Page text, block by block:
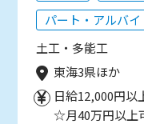
パート・アルバイ
土工・多能工
東海3県ほか
日給12,000円以
☆月40万円以上